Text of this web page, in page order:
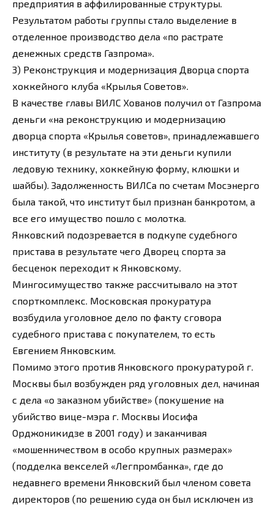
предприятия в аффилированные структуры.
Результатом работы группы стало выделение в
отделенное производство дела «по растрате
денежных средств Газпрома».
3) Реконструкция и модернизация Дворца спорта
хоккейного клуба «Крылья Советов».
В качестве главы ВИЛС Хованов получил от Газпрома
деньги «на реконструкцию и модернизацию
дворца спорта «Крылья советов», принадлежавшего
институту (в результате на эти деньги купили
ледовую технику, хоккейную форму, клюшки и
шайбы). Задолженность ВИЛСа по счетам Мосэнерго
была такой, что институт был признан банкротом, а
все его имущество пошло с молотка.
Янковский подозревается в подкупе судебного
пристава в результате чего Дворец спорта за
бесценок переходит к Янковскому.
Мингосимущество также рассчитывало на этот
спорткомплекс. Московская прокуратура
возбудила уголовное дело по факту сговора
судебного пристава с покупателем, то есть
Евгением Янковским.
Помимо этого против Янковского прокуратурой г.
Москвы был возбужден ряд уголовных дел, начиная
с дела «о заказном убийстве» (покушение на
убийство вице-мэра г. Москвы Иосифа
Орджоникидзе в 2001 году) и заканчивая
«мошенничеством в особо крупных размерах»
(подделка векселей «Легпромбанка», где до
недавнего времени Янковский был членом совета
директоров (по решению суда он был исключен из